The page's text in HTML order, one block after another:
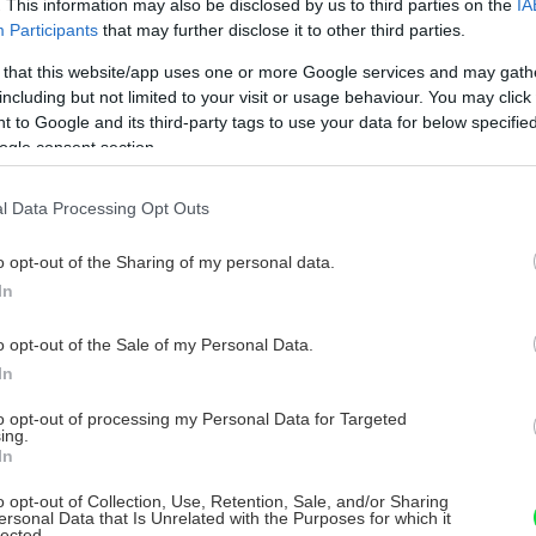
This information may also be disclosed by us to third parties on the
Participants that may further disclose it to other third parties.
that this website/app uses one or more Google services and may
but not limited to your visit or usage behaviour. You may
to Google and its third-party tags to use your data for below
consent section.
Data Processing Opt Outs
opt-out of the Sharing of my personal data.
opt-out of the Sale of my Personal Data.
opt-out of processing my Personal Data for Targeted
opt-out of Collection, Use, Retention, Sale, and/or Sharing
Data that Is Unrelated with the Purposes for which it
v záhrade môžete poraziť aj bez
záhradkárovi sa robia na čele vrásky pri
na ničenie buriny v záhonoch. Môžeme
nám môžu pomôcť niektoré prírodné
plotom, ktorý sa časom mení na skládku
potrebných alebo objemných vecí. Také